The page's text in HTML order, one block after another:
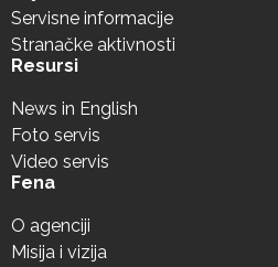
Servisne informacije
Stranačke aktivnosti
Resursi
News in English
Foto servis
Video servis
Fena
O agenciji
Misija i vizija